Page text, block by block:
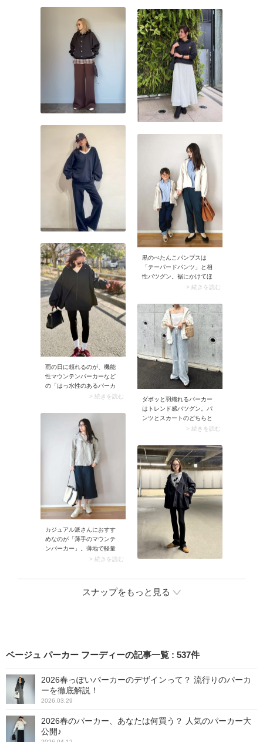
カーなど「はっ水性のある
パーカー」が便利です。雨
降りに対応できアウターと
して羽織れるので、行き帰
りのコーデでも浮きませ
ん。座席に着いたらパーカ
ーを袋に入れて足元に置く
とかさばりませんよ。
黒のぺたんこパンプスは
「テーパードパンツ」と相
性バツグン。裾にかけてほ
っそりとしたパンツがクリ
きれいめ感がグンとアッ
プ。きちんと見えする組み
合わせなので、よそ行きコ
ーデに最適です。
> 続きを読む
雨の日に頼れるのが、機能
性マウンテンパーカーなど
の「はっ水性のあるパーカ
ー」。レインコートほど大
くて雨対策にもなる優れモ
ノです。大雨でなければ
「ナイロンブルゾン」も
◎。ある程度のはっ水性が
あり、ライブコーデにも馴
染みます。
> 続きを読む
ダボッと羽織れるパーカー
はトレンド感バツグン。パ
ンツとスカートのどちらと
も好相性だからコーデの幅
綿素材のアイテムなら夏も
使いやすいですよ。
> 続きを読む
カジュアル派さんにおすす
めなのが「薄手のマウンテ
ンパーカー」。薄地で軽量
のマウンテンパーカーは4月
織るだけでコーデがサマに
> 続きを読む
スナップをもっと見る
ベージュ パーカー フーディーの記事一覧 : 537件
2026春っぽいパーカーのデザインって？ 流行りのパーカ
ーを徹底解説！
2026.03.29
2026春のパーカー、あなたは何買う？ 人気のパーカー大
公開♪